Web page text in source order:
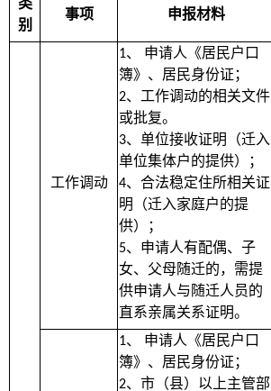
别
事项 申报材料
工作调动
1、
申请人《居民户口
簿》、居民身份证；
2、工作调动的相关文件
或批复。
3、单位接收证明（迁入
单位集体户的提供）；
4、合法稳定住所相关证
明（迁入家庭户的提
供）；
5、申请人有配偶、子
女、父母随迁的，需提
供申请人与随迁人员的
直系亲属关系证明。
1、
申请人《居民户口
簿》、居民身份证；
2、市（县）以上主管部